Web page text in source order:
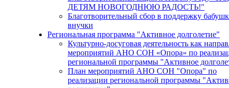
ДЕТЯМ НОВОГОДНЮЮ РАДОСТЬ!"
Благотворительный сбор в поддержку
внучки
Региональная программа "Активное долголетие"
Культурно-досуговая деятельность как
мероприятий АНО СОН «Опора» по
региональной программы "Активное
План мероприятий АНО СОН "Опора" по
реализации региональной программы